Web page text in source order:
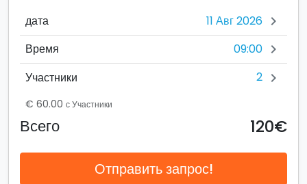
дата chevron_right
Время 09:00 chevron_right
Участники 2 chevron_right
€ 60.00 с Участники
Всего 120€
Отправить запрос!